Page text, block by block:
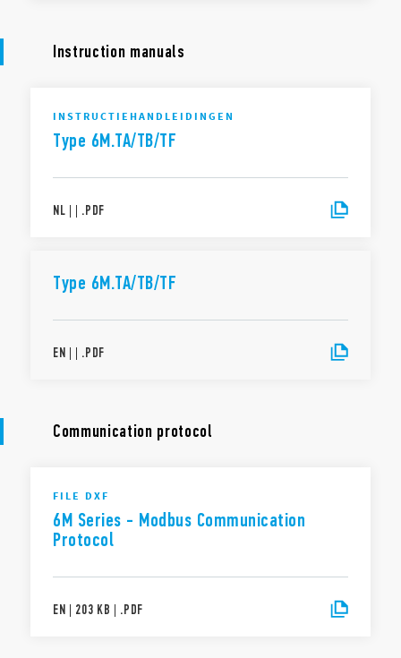
Instruction manuals
INSTRUCTIEHANDLEIDINGEN
Type 6M.TA/TB/TF
NL | | .PDF
Type 6M.TA/TB/TF
EN | | .PDF
Communication protocol
FILE DXF
6M Series - Modbus Communication
Protocol
EN | 203 KB | .PDF